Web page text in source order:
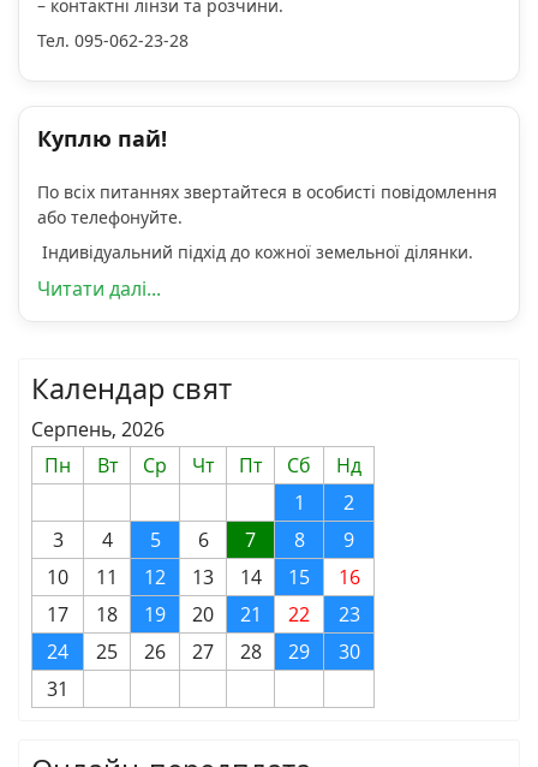
– контактні лінзи та розчини.
Тел. 095-062-23-28
Куплю пай!
По всіх питаннях звертайтеся в особисті повідомлення
або телефонуйте.
Індивідуальний підхід до кожної земельної ділянки.
Читати далі...
Календар свят
Серпень, 2026
Пн
Вт Ср Чт Пт Сб
Нд
1
2
3
4 5 6 7 8
9
10
11 12 13 14 15
16
17
18 19 20 21 22
23
24
25 26 27 28 29
30
31